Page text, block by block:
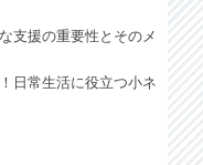
支援の重要性とそのメ
日常生活に役立つ小ネ